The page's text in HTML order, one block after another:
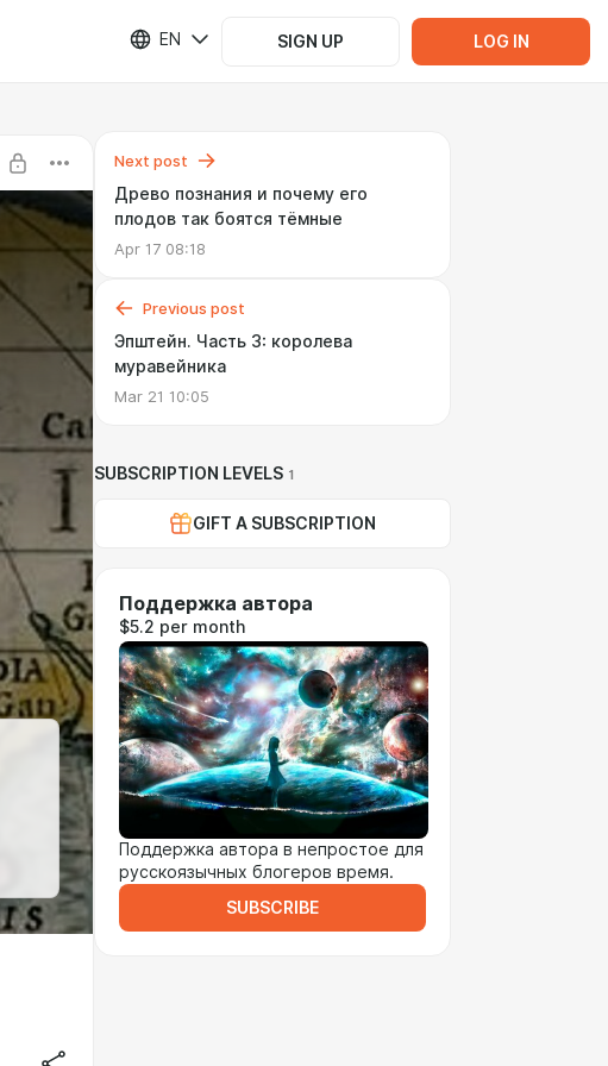
EN SIGN UP LOG IN
Next post
Древо познания и почему его
плодов так боятся тёмные
Apr 17 08:18
Previous post
Эпштейн. Часть 3: королева
муравейника
Mar 21 10:05
SUBSCRIPTION LEVELS 1
GIFT A SUBSCRIPTION
Поддержка автора
$5.2 per month
Поддержка автора в непростое для
русскоязычных блогеров время.
SUBSCRIBE